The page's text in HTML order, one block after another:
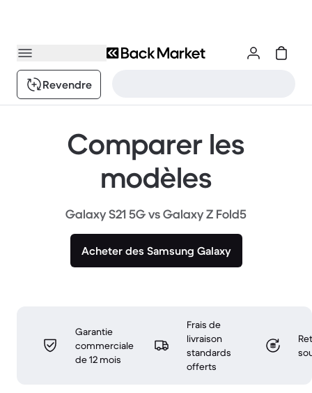
Revendre
Comparer les
modèles
Galaxy S21 5G vs Galaxy Z Fold5
Acheter des Samsung Galaxy
Garantie
commerciale
de 12 mois
Frais de
livraison
standards
offerts